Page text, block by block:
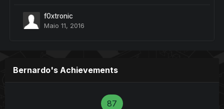
f0xtronic
Maio 11, 2016
Bernardo's Achievements
87